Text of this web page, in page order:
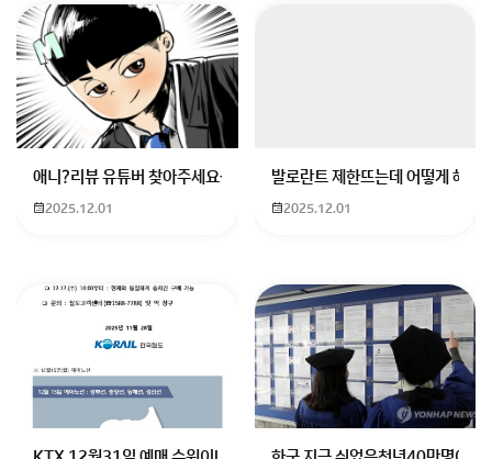
애니?리뷰 유튜버 찾아주세요ㅠㅠ 무슨 검정머리 남자 캐릭터에 더빙하
2025.12.01
발로란트 제한뜨는데 어떻게 해야
2025.12.01